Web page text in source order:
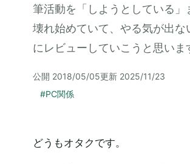
筆活動を「しようとしている
壊れ始めていて、やる気が出
にレビューしていこうと思い
公開 2018/05/05更新 2025/11/23
#PC関係
どうもオタクです。